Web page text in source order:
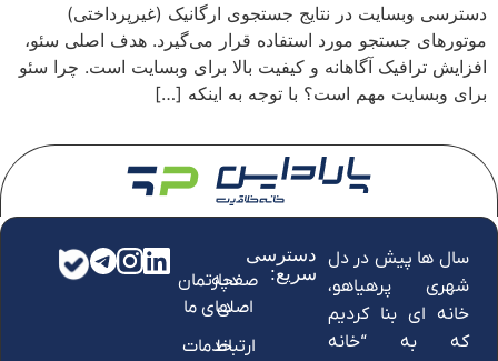
دسترسی وبسایت در نتایج جستجوی ارگانیک (غیرپرداختی)
موتورهای جستجو مورد استفاده قرار می‌گیرد. هدف اصلی سئو،
افزایش ترافیک آگاهانه و کیفیت بالا برای وبسایت است. چرا سئو
برای وبسایت مهم است؟ با توجه به اینکه […]
سال ها پیش در دل
شهری پرهیاهو،
خانه ای بنا کردیم
که به “خانه
دسترسی
سریع:
صفحه
اصلی
ارتباط
دپارتمان
های ما
خدمات